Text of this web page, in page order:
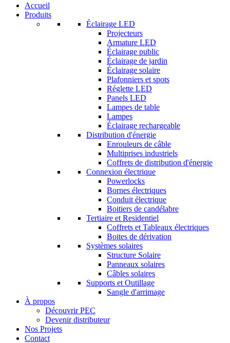
Accueil
Produits
Éclairage LED
Projecteurs
Armature LED
Éclairage public
Éclairage de jardin
Éclairage solaire
Plafonniers et spots
Réglette LED
Panels LED
Lampes de table
Lampes
Éclairage rechargeable
Distribution d'énergie
Enrouleurs de câble
Multiprises industriels
Coffrets de distribution d'énergie
Connexion électrique
Powerlocks
Bornes électriques
Conduit électrique
Boitiers de candélabre
Tertiaire et Residentiel
Coffrets et Tableaux électriques
Boites de dérivation
Systèmes solaires
Structure Solaire
Panneaux solaires
Câbles solaires
Supports et Outillage
Sangle d'arrimage
À propos
Découvrir PEC
Devenir distributeur
Nos Projets
Contact